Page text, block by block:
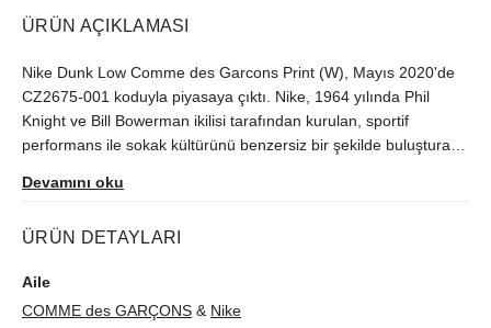
ÜRÜN AÇIKLAMASI
Nike Dunk Low Comme des Garcons Print (W), Mayıs 2020'de
CZ2675-001 koduyla piyasaya çıktı. Nike, 1964 yılında Phil
Knight ve Bill Bowerman ikilisi tarafından kurulan, sportif
performans ile sokak kültürünü benzersiz bir şekilde buluşturan
güvencesiyle sutore'de bulabilirsiniz.
Devamını oku
ÜRÜN DETAYLARI
Aile
COMME des GARÇONS & Nike